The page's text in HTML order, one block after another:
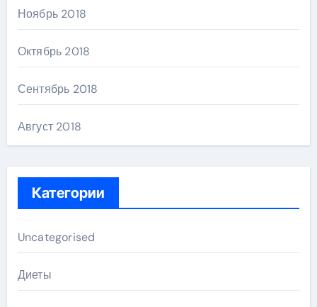
Ноябрь 2018
Октябрь 2018
Сентябрь 2018
Август 2018
Категории
Uncategorised
Диеты